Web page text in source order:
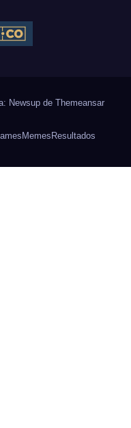
Newsup de Themeansar
Memes Resultados